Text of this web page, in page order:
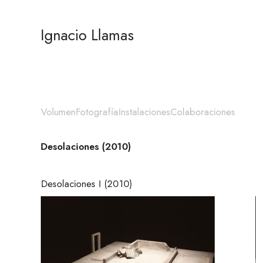
Ignacio Llamas
VolumenFotografíaInstalacionesColaboraciones
Desolaciones (2010)
Desolaciones I (2010)